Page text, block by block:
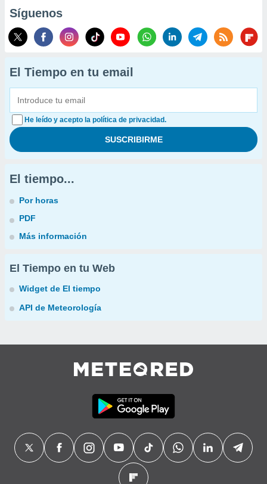
Síguenos
El Tiempo en tu email
He leído y acepto la política de privacidad.
El tiempo...
Por horas
PDF
Más información
El Tiempo en tu Web
Widget de El tiempo
API de Meteorología